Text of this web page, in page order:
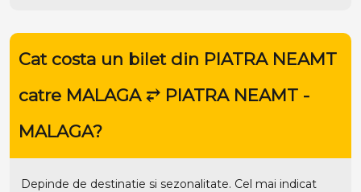
Cat costa un bilet din PIATRA NEAMT
catre MALAGA ⥂ PIATRA NEAMT -
MALAGA?
Depinde de destinatie si sezonalitate. Cel mai indicat